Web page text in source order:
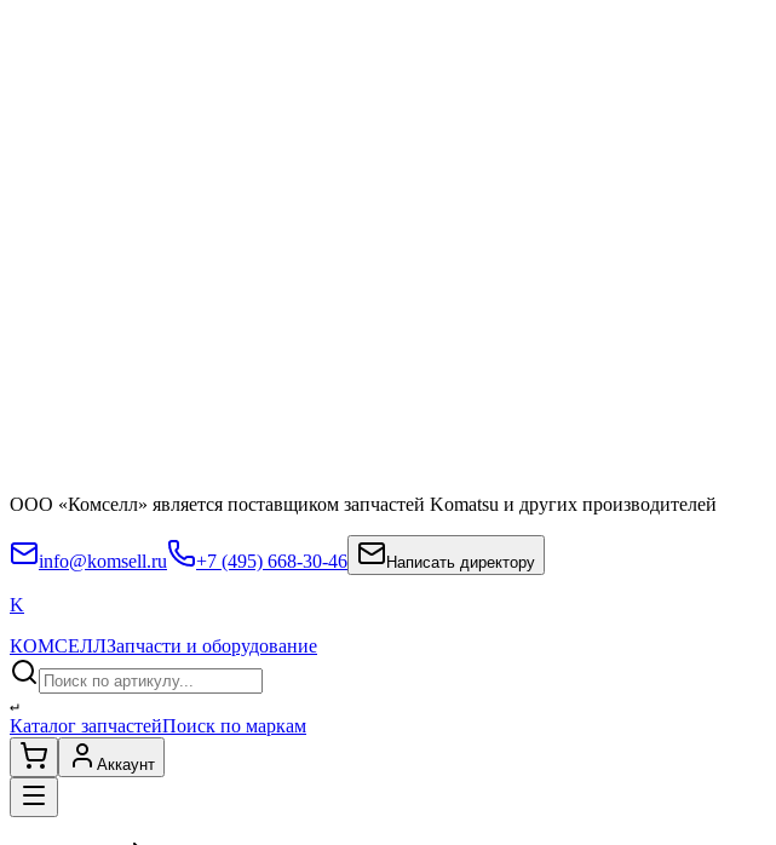
ООО «Комселл» является поставщиком запчастей Komatsu и других производителей
info@komsell.ru +7 (495) 668-30-46 Написать директору
K
КОМСЕЛЛЗапчасти и оборудование
↵
Каталог запчастейПоиск по маркам
Аккаунт